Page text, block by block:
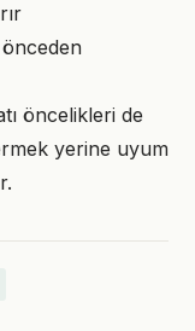
öncelikleri de
yerine uyum